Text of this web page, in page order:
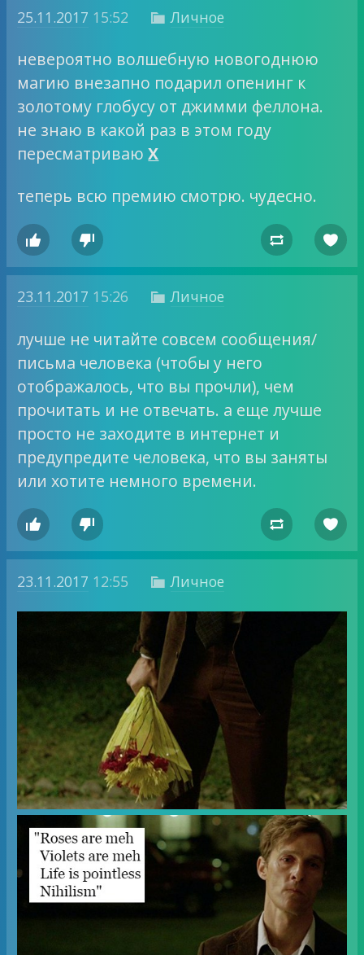
25.11.2017 15:52  Личное
невероятно волшебную новогоднюю
магию внезапно подарил опенинг к
золотому глобусу от джимми феллона.
не знаю в какой раз в этом году
пересматриваюХ
теперь всю премию смотрю. чудесно.
   
23.11.2017 15:26  Личное
лучше не читайте совсем сообщения/
письма человека (чтобы у него
отображалось, что вы прочли), чем
прочитать и не отвечать. а еще лучше
просто не заходите в интернет и
предупредите человека, что вы заняты
или хотите немного времени.
   
23.11.2017 12:55  Личное